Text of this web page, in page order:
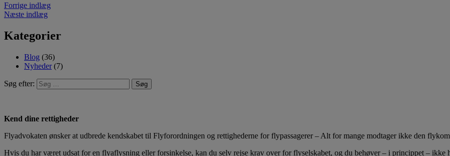
Forrige indlæg
Næste indlæg
Kategorier
Blog (36)
Nyheder(7)
Søg efter:
Kend dine rettigheder
Flyadvokaten ønsker at udbrede kendskabet til Flyforordningen og rettighederne for flypassagerer – Alt for mange modtager ikke den
Hvis du har været udsat for en flyaflysning eller forsinkelse, kan du selv rejse krav over for flyselskabet, og du behøver – i princippet –